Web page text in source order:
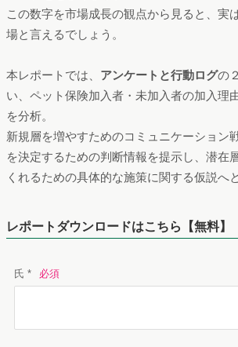
この数字を市場成長の観点から見ると、実
場と言えるでしょう。
本レポートでは、 アンケートと行動ログの
い、ペット保険加入者・未加入者の加入理
を分析。
新規層を増やすためのコミュニケーション
を決定するための判断情報を提示し、潜在
くれるための具体的な施策に関する仮説へ
レポートダウンロードはこちら【無料】